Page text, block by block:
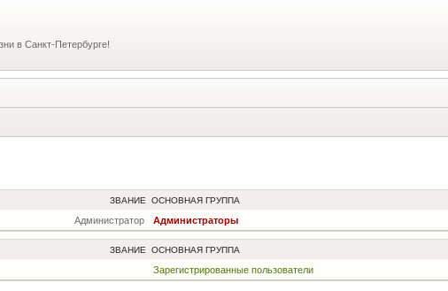
в Санкт-Петербурге!
ЗВАНИЕ ОСНОВНАЯ ГРУППА
Администратор Администраторы
ЗВАНИЕ ОСНОВНАЯ ГРУППА
Зарегистрированные пользователи